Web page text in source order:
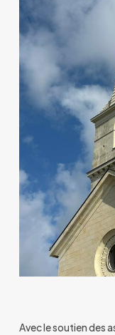
Avec le soutien des